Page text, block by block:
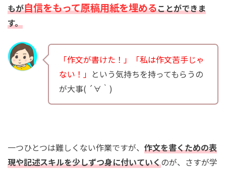
もが自信をもって原稿用紙を埋めることができま
す。
「作文が書けた！」「私は作文苦手じゃ
ない！」 という気持ちを持ってもらうの
が大事( ´∀｀)
一つひとつは難しくない作業ですが、 作文を書くための表
現や記述スキルを少しずつ身に付いていくのが、さすが学